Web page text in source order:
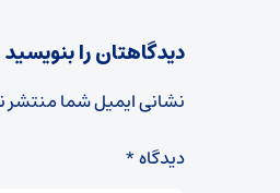
دیدگاهتان را بنویسید
نشانی ایمیل شما منتشر
دیدگاه*